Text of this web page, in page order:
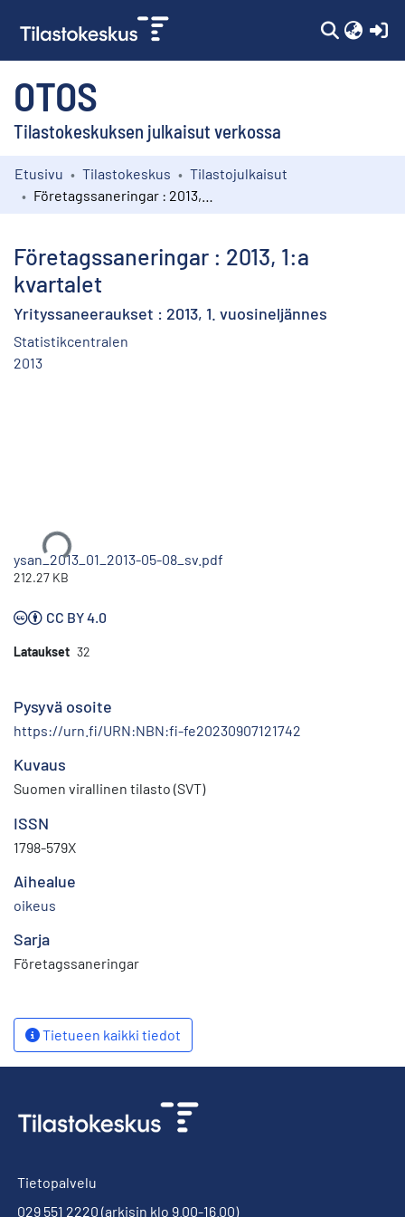
OTOS
Tilastokeskuksen julkaisut verkossa
Kokoelmat
Etusivu Tilastokeskus
Tilastojulkaisut
Företagssaneringar : 2013, 1:a
kvartalet
Yrityssaneeraukset : 2013, 1. vuosineljännes
Statistikcentralen
2013
Ladataan...
ysan_2013_01_2013-05-08_sv.pdf
212.27 KB
CC BY 4.0
Lataukset 32
Pysyvä osoite
https://urn.fi/URN:NBN:fi-fe20230907121742
Kuvaus
Suomen virallinen tilasto (SVT)
ISSN
1798-579X
Aihealue
oikeus
Sarja
Företagssaneringar
Tietueen kaikki tiedot
Tietopalvelu
029 551 2220 (arkisin klo 9.00-16.00)